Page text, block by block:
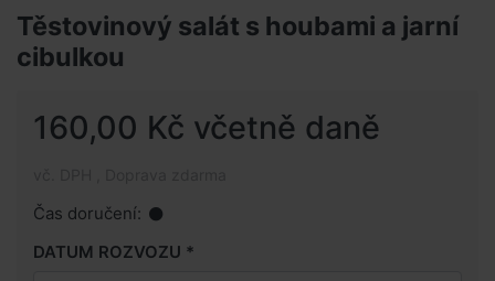
Těstovinový salát s houbami a jarní
cibulkou
160,00 Kč včetně daně
Čas doručení:
DATUM ROZVOZU